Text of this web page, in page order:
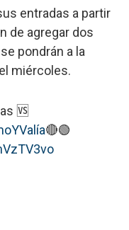
entradas a partir
de agregar dos
pondrán a la
miércoles.
🆚
🔴🟢